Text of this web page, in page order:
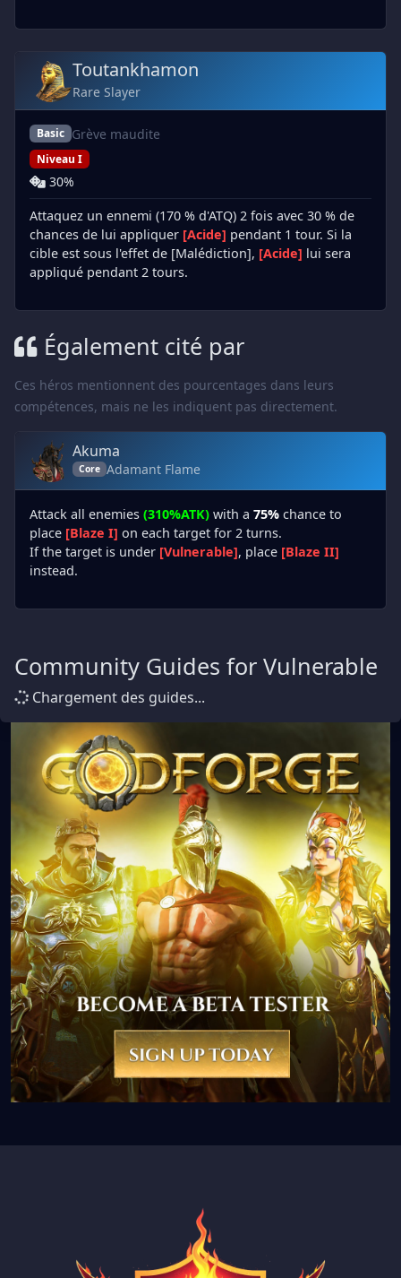
Toutankhamon
Rare Slayer
Basic Grève maudite
Niveau I
30%
Attaquez un ennemi (170 % d'ATQ) 2 fois avec 30 % de
chances de lui appliquer [Acide] pendant 1 tour. Si la
cible est sous l'effet de [Malédiction], [Acide] lui sera
appliqué pendant 2 tours.
Également cité par
Ces héros mentionnent des pourcentages dans leurs
compétences, mais ne les indiquent pas directement.
Akuma
Core Adamant Flame
Attack all enemies (310%ATK) with a 75% chance to
place [Blaze I] on each target for 2 turns.
If the target is under [Vulnerable], place [Blaze II]
instead.
Community Guides for Vulnerable
Chargement des guides...